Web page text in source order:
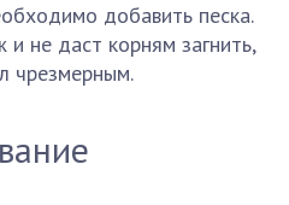
добавить песка.
не даст корням загнить,
чрезмерным.